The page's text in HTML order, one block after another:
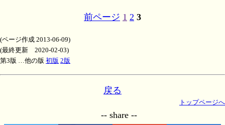
前ページ 1 2 3
(ページ作成 2013-06-09)
(最終更新 2020-02-03)
第3版 …他の版 初版 2版
戻る
トップページへ
-- share --